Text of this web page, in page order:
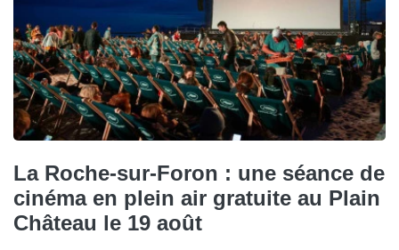
La Roche-sur-Foron : une séance de
cinéma en plein air gratuite au Plain
Château le 19 août